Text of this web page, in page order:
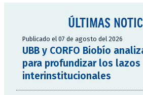
ÚLTIMAS
Publicado el 07 de agosto del 2026
UBB y CORFO Biobío
para profundizar los lazos
interinstitucionales